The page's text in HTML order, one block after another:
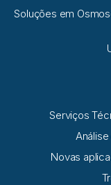
Soluções em
Serviços
Novas